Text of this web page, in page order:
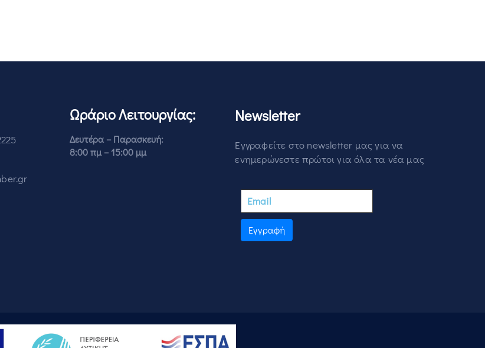
Ωράριο Λειτουργίας:
Δευτέρα – Παρασκευή:
8:00 πμ – 15:00 μμ
Newsletter
Εγγραφείτε στο newsletter μας για να
ενημερώνεστε πρώτοι για όλα τα νέα μας
Εγγραφή